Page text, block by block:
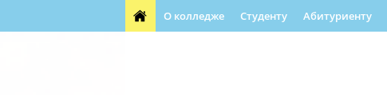
О колледже Студенту Абитуриенту